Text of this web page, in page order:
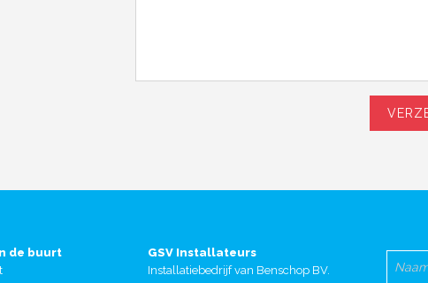
de buurt
GSV Installateurs
Installatiebedrijf van Benschop BV.